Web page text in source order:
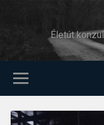
Életút